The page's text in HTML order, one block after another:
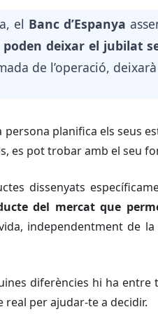
el Banc d’Espanya
deixar el jubilat
de l’operació,
persona planifica els seus
es pot trobar amb el seu
dissenyats
del mercat que
independentment de la
diferències hi ha
real per ajudar-te a decidir.